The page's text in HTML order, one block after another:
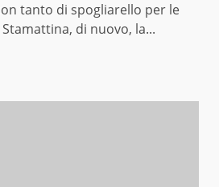
tanto di spogliarello per le
di nuovo, la...